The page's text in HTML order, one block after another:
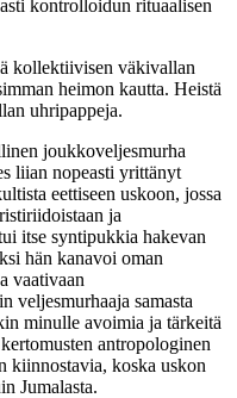
kontrolloidun rituaalisen
kollektiivisen väkivallan
heimon kautta. Heistä
uhripappeja.
joukkoveljesmurha
liian nopeasti yrittänyt
eettiseen uskoon, jossa
ja
itse syntipukkia hakevan
hän kanavoi oman
vaativaan
veljesmurhaaja samasta
minulle avoimia ja tärkeitä
antropologinen
kiinnostavia, koska uskon
Jumalasta.